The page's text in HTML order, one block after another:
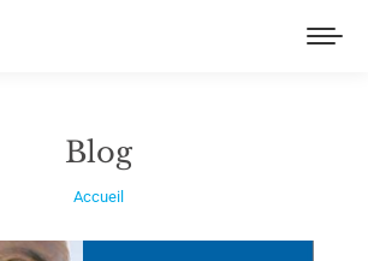
Blog
Vous êtes ici :
Accueil